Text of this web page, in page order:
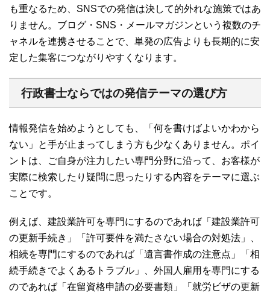
も重なるため、SNSでの発信は決して的外れな施策ではあ
りません。ブログ・SNS・メールマガジンという複数のチ
ャネルを連携させることで、単発の広告よりも長期的に安
定した集客につながりやすくなります。
行政書士ならではの発信テーマの選び方
情報発信を始めようとしても、「何を書けばよいかわから
ない」と手が止まってしまう方も少なくありません。ポイ
ントは、ご自身が注力したい専門分野に沿って、お客様が
実際に検索したり疑問に思ったりする内容をテーマに選ぶ
ことです。
例えば、建設業許可を専門にするのであれば「建設業許可
の更新手続き」「許可要件を満たさない場合の対処法」、
相続を専門にするのであれば「遺言書作成の注意点」「相
続手続きでよくあるトラブル」、外国人雇用を専門にする
のであれば「在留資格申請の必要書類」「就労ビザの更新